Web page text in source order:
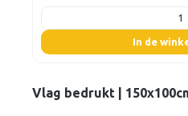
In de
Vlag bedrukt |